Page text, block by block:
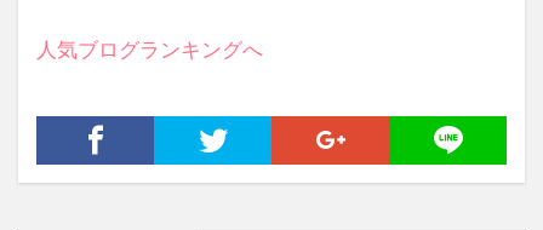
人気ブログランキングへ